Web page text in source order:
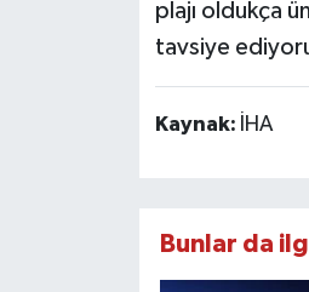
plajı oldukça
tavsiye
Kaynak: İHA
Bunlar da